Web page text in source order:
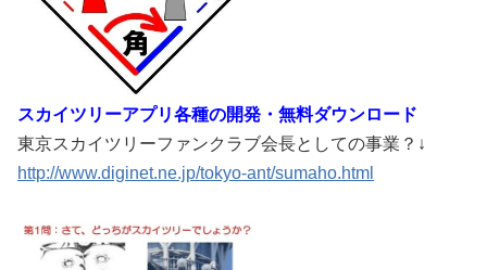
スカイツリーアプリ各種の開発・無料ダウンロード
東京スカイツリーファンクラブ会長としての事業？↓
http://www.diginet.ne.jp/tokyo-ant/sumaho.html